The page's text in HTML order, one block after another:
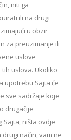
niti ga
ili na drugi
u obzir
za preuzimanje ili
uslove
tih uslova. Ukoliko
upotrebu Sajta će
sve sadržaje koje
drugačije
Sajta, ništa ovdje
način, vam ne